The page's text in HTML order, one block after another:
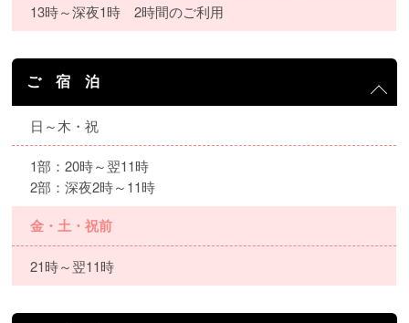
13時～深夜1時 2時間のご利用
ご 宿 泊
日～木・祝
1部：20時～翌11時
2部：深夜2時～11時
金・土・祝前
21時～翌11時